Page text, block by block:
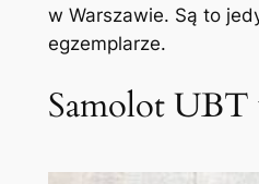
w Warszawie. Są to
egzemplarze.
Samolot UBT